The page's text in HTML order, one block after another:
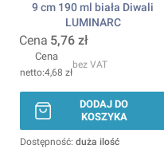
9 cm 190 ml biała Diwali
LUMINARC
Cena 5,76 zł
Cena
4,68 zł
bez VAT
DODAJ DO
KOSZYKA
Dostępność: duża ilość